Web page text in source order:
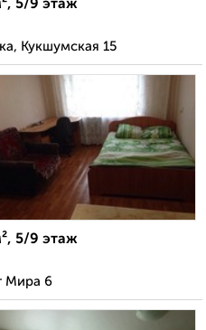
5/9 этаж
Кукшумская 15
5/9 этаж
Мира 6